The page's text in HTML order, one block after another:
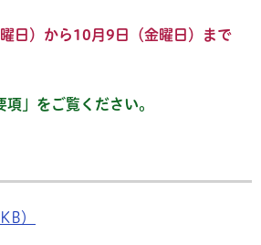
日）から10月9日（金曜日）まで
」をご覧ください。
）